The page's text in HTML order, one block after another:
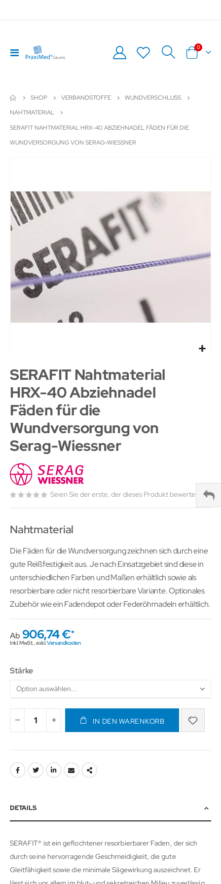
Navigation
umschalten
Warenkorb
0Artikel
SHOP VERBANDSTOFFE
WUNDVERSCHLUSS
NAHTMATERIAL
SERAFIT NAHTMATERIAL HRX-40 ABZIEHNADEL FÄDEN FÜR DIE
WUNDVERSORGUNG VON SERAG-WIESSNER
Bildergalerie
springen
SERAFIT Nahtmaterial
HRX-40 Abziehnadel
Fäden für die
Wundversorgung von
Serag-Wiessner
Seien Sie der erste, der dieses Produkt bewertet
Nahtmaterial
Die Fäden für die Wundversorgung zeichnen sich durch eine
gute Reißfestigkeit aus. Je nach Einsatzgebiet sind diese in
unterschiedlichen Farben und Maßen erhältlich sowie als
resorbierbare oder nicht resorbierbare Variante. Optionales
Zubehör wie ein Fadendepot oder Federöhrnadeln erhältlich.
Ab 906,74 €
Inkl. MwSt.,exkl.Versandkosten
Stärke
IN DEN WARENKORB
DETAILS
SERAFIT® ist ein geflochtener resorbierbarer Faden, der sich
durch seine hervorragende Geschmeidigkeit, die gute
Gleitfähigkeit sowie die minimale Sägewirkung auszeichnet. Er